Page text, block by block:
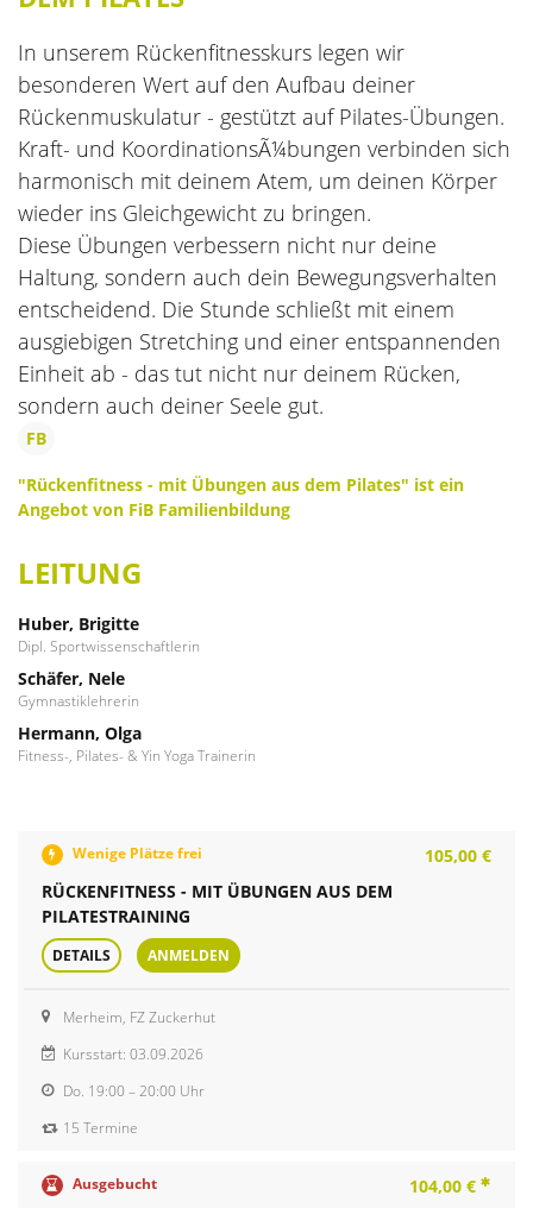
Veranstaltungsorte
Kursanmeldung
Ermäßigungen und Zuschüsse
Gutscheine
Feiertage
wellcome
Hebammen
Aktuelle Stellenangebote
Unsere Kooperationspartner
In unserem Rückenfitnesskurs legen wir
besonderen Wert auf den Aufbau deiner
Rückenmuskulatur - gestützt auf Pilates-Übungen.
Kraft- und KoordinationsÃ¼bungen verbinden sich
harmonisch mit deinem Atem, um deinen Körper
wieder ins Gleichgewicht zu bringen.
Diese Übungen verbessern nicht nur deine
Haltung, sondern auch dein Bewegungsverhalten
entscheidend. Die Stunde schließt mit einem
ausgiebigen Stretching und einer entspannenden
Einheit ab - das tut nicht nur deinem Rücken,
sondern auch deiner Seele gut.
FB
"Rückenfitness - mit Übungen aus dem Pilates" ist ein
Angebot von FiB Familienbildung
LEITUNG
Huber, Brigitte
Dipl. Sportwissenschaftlerin
Schäfer, Nele
Gymnastiklehrerin
Hermann, Olga
Fitness-, Pilates- & Yin Yoga Trainerin
Wenige Plätze frei
RÜCKENFITNESS - MIT ÜBUNGEN AUS DEM
PILATESTRAINING
105,00 €
DETAILS ANMELDEN
Merheim, FZ Zuckerhut
Kursstart: 03.09.2026
Do. 19:00 – 20:00 Uhr
15 Termine
Ausgebucht 104,00 €